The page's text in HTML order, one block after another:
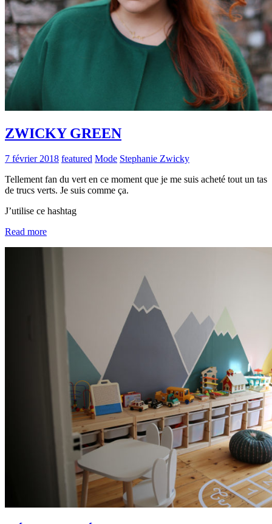
ZWICKY GREEN
7 février 2018 featured Mode Stephanie Zwicky
Tellement fan du vert en ce moment que je me suis acheté tout un tas
de trucs verts. Je suis comme ça.
J’utilise ce hashtag
Read more